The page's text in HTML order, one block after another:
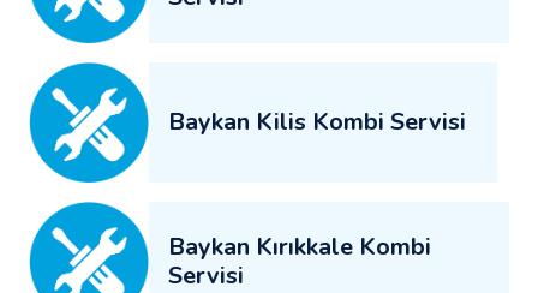
Baykan Kilis Kombi Servisi
Baykan Kırıkkale Kombi
Servisi